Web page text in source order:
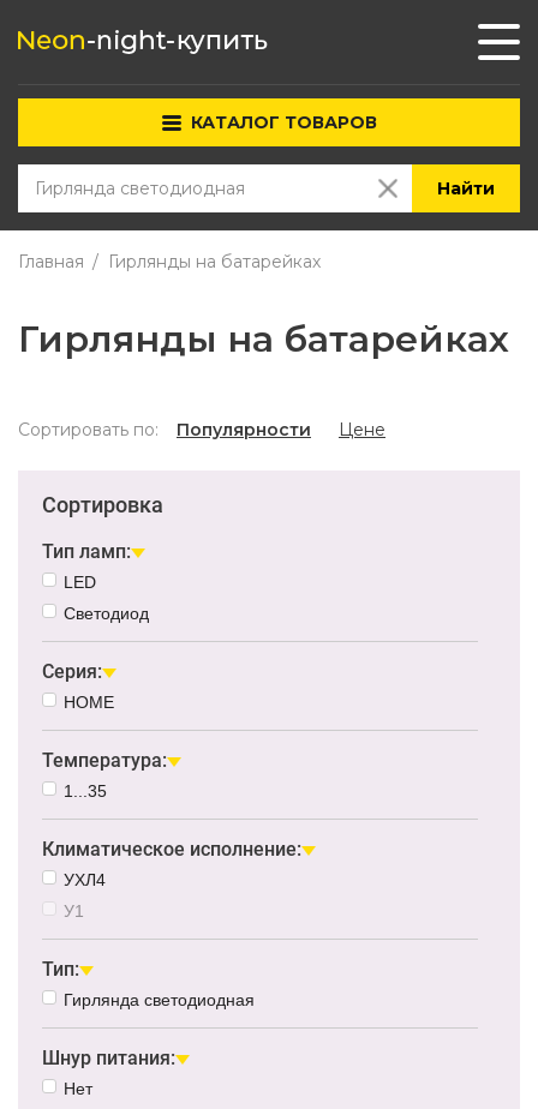
КАТАЛОГ ТОВАРОВ
Найти
Главная Гирлянды на батарейках
Гирлянды на батарейках
Сортировать по: Популярности Цене
Сортировка
Тип ламп:
LED
Светодиод
Серия:
HOME
Температура:
1...35
Климатическое исполнение:
УХЛ4
У1
Тип:
Гирлянда светодиодная
Шнур питания:
Нет